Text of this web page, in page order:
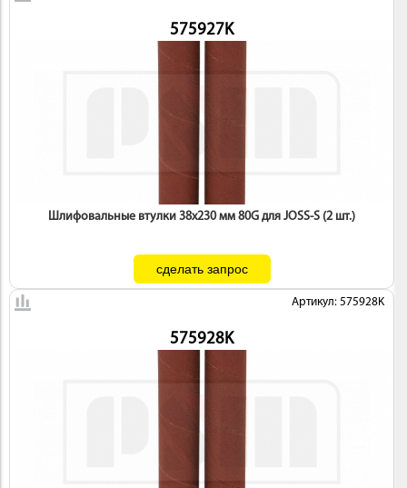
575927K
Шлифовальные втулки 38х230 мм 80G для JOSS-S (2 шт.)
Артикул: 575928K
575928K